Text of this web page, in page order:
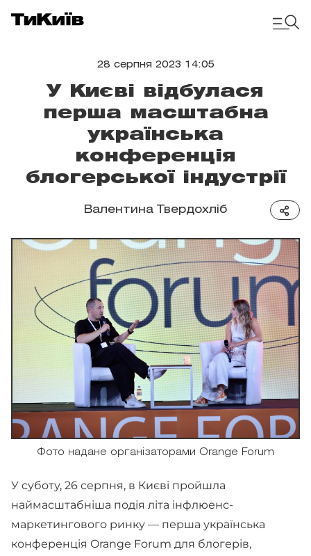
28 серпня 2023 14:05
У Києві відбулася
перша масштабна
українська
конференція
блогерської індустрії
Валентина Твердохліб
Фото надане організаторами Orange Forum
У суботу, 26 серпня, в Києві пройшла
наймасштабніша подія літа інфлюенс-
маркетингового ринку — перша українська
конференція Orange Forum для блогерів,